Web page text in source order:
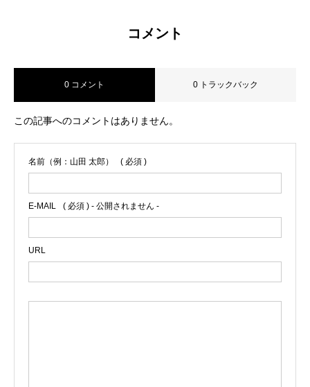
コメント
0 コメント 0 トラックバック
この記事へのコメントはありません。
名前（例：山田 太郎） ( 必須 )
E-MAIL ( 必須 ) - 公開されません -
URL